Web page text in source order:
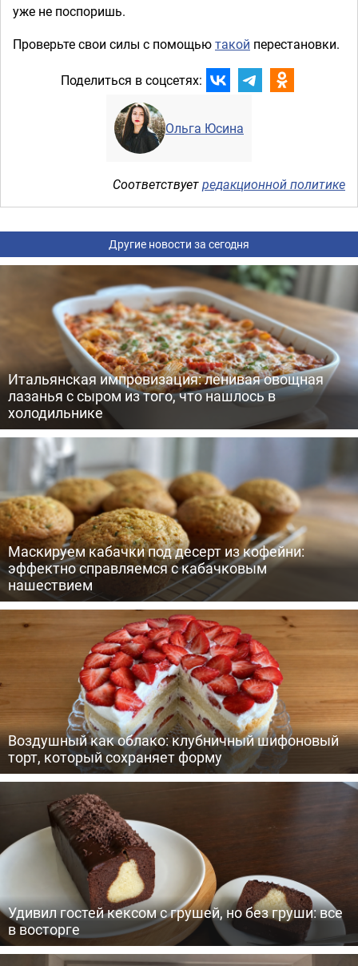
уже не поспоришь.
Проверьте свои силы с помощьютакой перестановки.
Поделиться в соцсетях:
Ольга Юсина
Соответствуетредакционной политике
Другие новости за сегодня
Итальянская импровизация: ленивая овощная
лазанья с сыром из того, что нашлось в
холодильнике
Маскируем кабачки под десерт из кофейни:
эффектно справляемся с кабачковым
нашествием
Воздушный как облако: клубничный шифоновый
торт, который сохраняет форму
Удивил гостей кексом с грушей, но без груши: все
в восторге